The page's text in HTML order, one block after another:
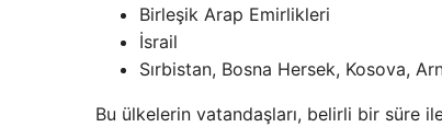
Birleşik Arap Emirlikleri
İsrail
Sırbistan, Bosna Hersek, Kosova,
Bu ülkelerin vatandaşları, belirli bir süre